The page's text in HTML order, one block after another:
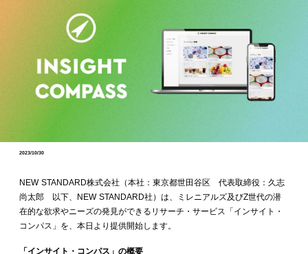
2023/10/30
NEW STANDARD株式会社（本社：東京都世田谷区 代表取締役：久志
尚太郎 以下、NEW STANDARD社）は、ミレニアルズ及びZ世代の潜
在的な欲求やニーズの発見ができるリサーチ・サービス「インサイト・
コンパス」を、本日より提供開始します。
「インサイト・コンパス」の概要